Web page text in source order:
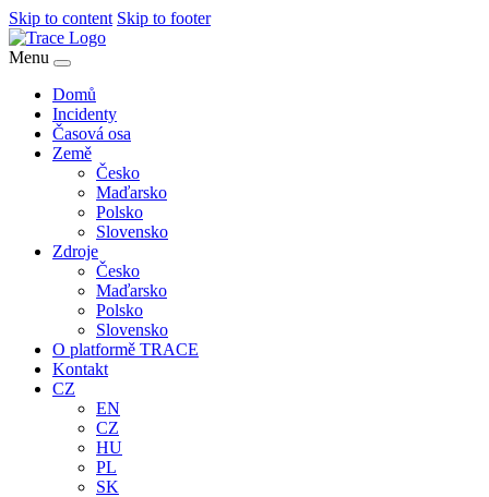
Skip to content Skip to footer
Menu
Domů
Incidenty
Časová osa
Země
Česko
Maďarsko
Polsko
Slovensko
Zdroje
Česko
Maďarsko
Polsko
Slovensko
O platformě TRACE
Kontakt
CZ
EN
CZ
HU
PL
SK